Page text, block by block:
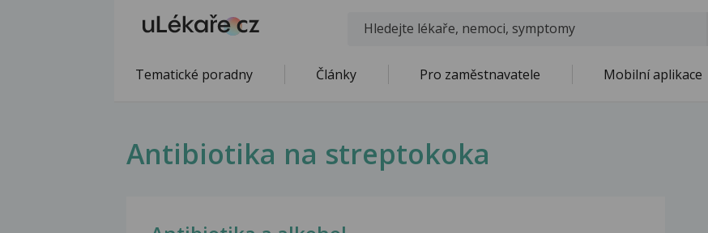
Tematické poradny Články Pro zaměstnavatele Mobilní aplikace
Antibiotika na streptokoka